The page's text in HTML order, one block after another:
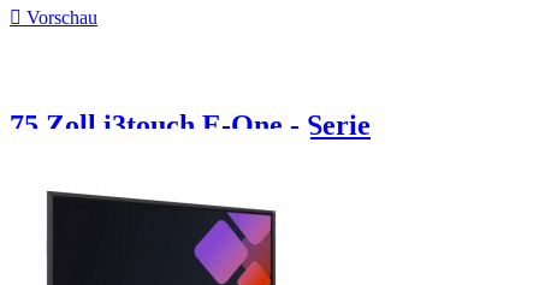
 Vorschau
75 Zoll i3touch E-One - Serie